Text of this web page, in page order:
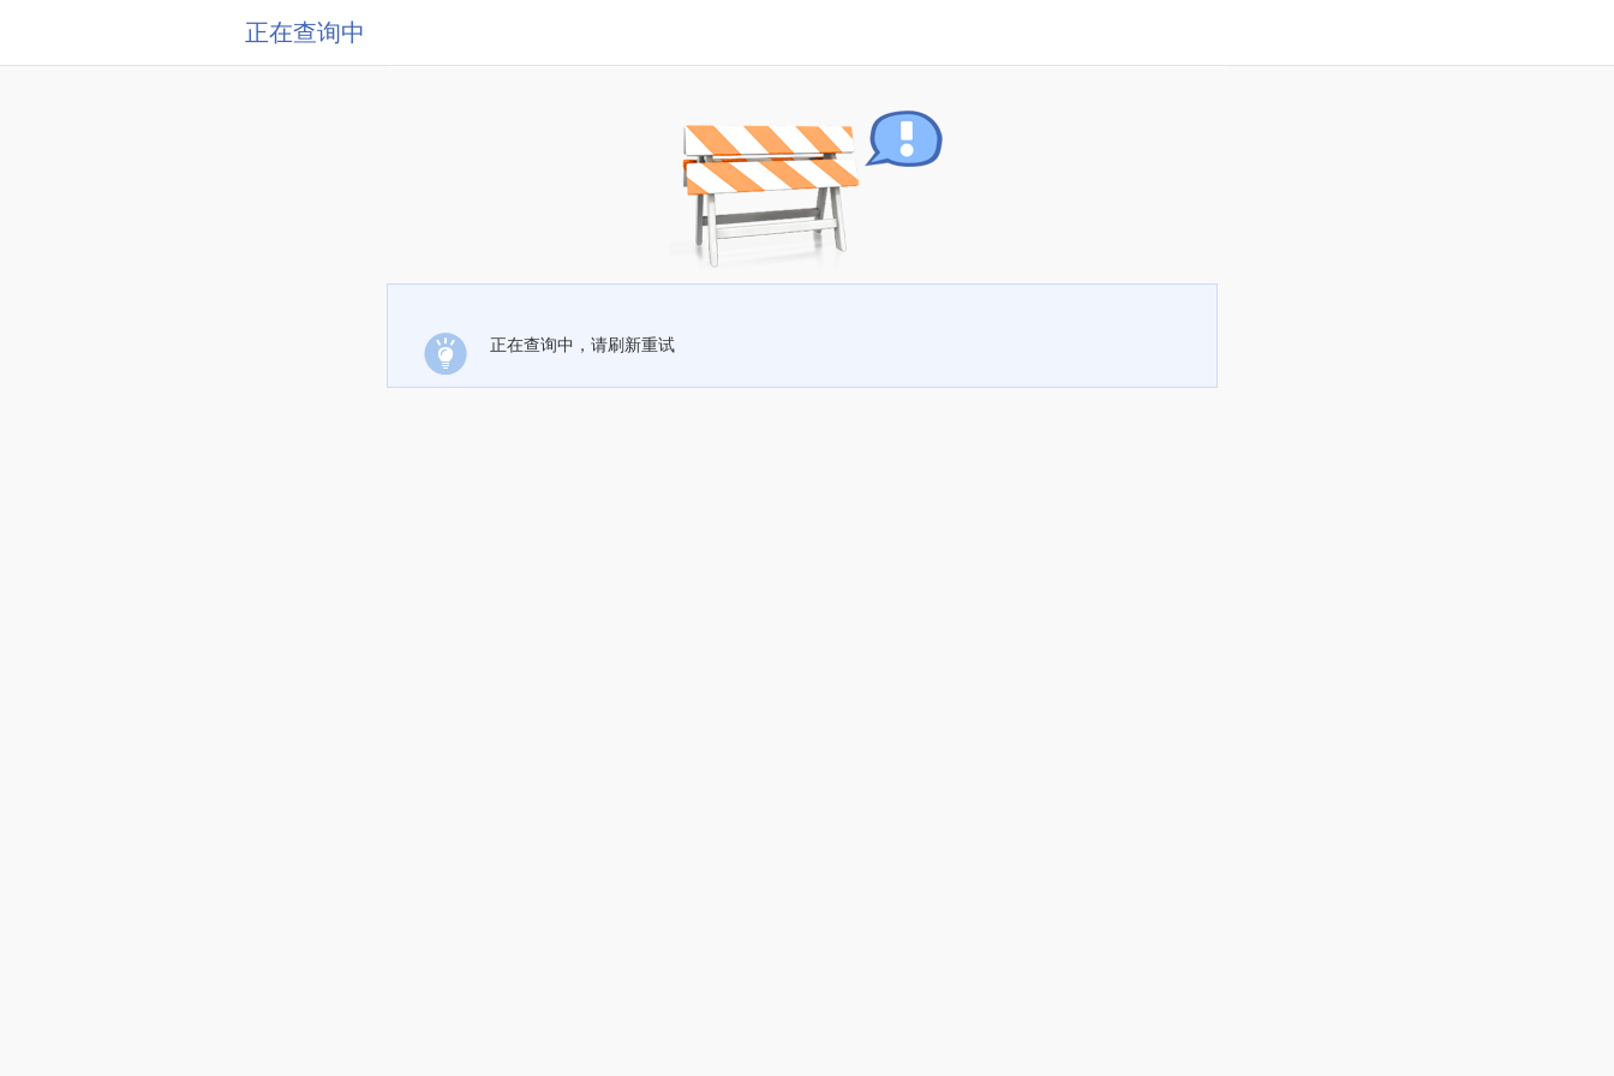
正在查询中
正在查询中，请刷新重试